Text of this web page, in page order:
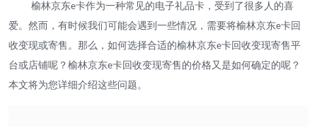
榆林京东e卡作为一种常见的电子礼品卡，受到了很多人的喜
爱。然而，有时候我们可能会遇到一些情况，需要将榆林京东e卡回
收变现或寄售。那么，如何选择合适的榆林京东e卡回收变现寄售平
台或店铺呢？榆林京东e卡回收变现寄售的价格又是如何确定的呢？
本文将为您详细介绍这些问题。